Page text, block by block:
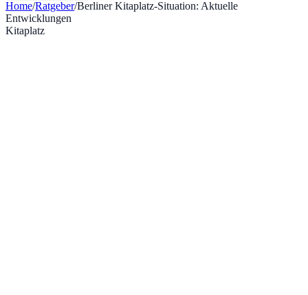
Home/Ratgeber/Berliner Kitaplatz-Situation: Aktuelle
Entwicklungen
Kitaplatz